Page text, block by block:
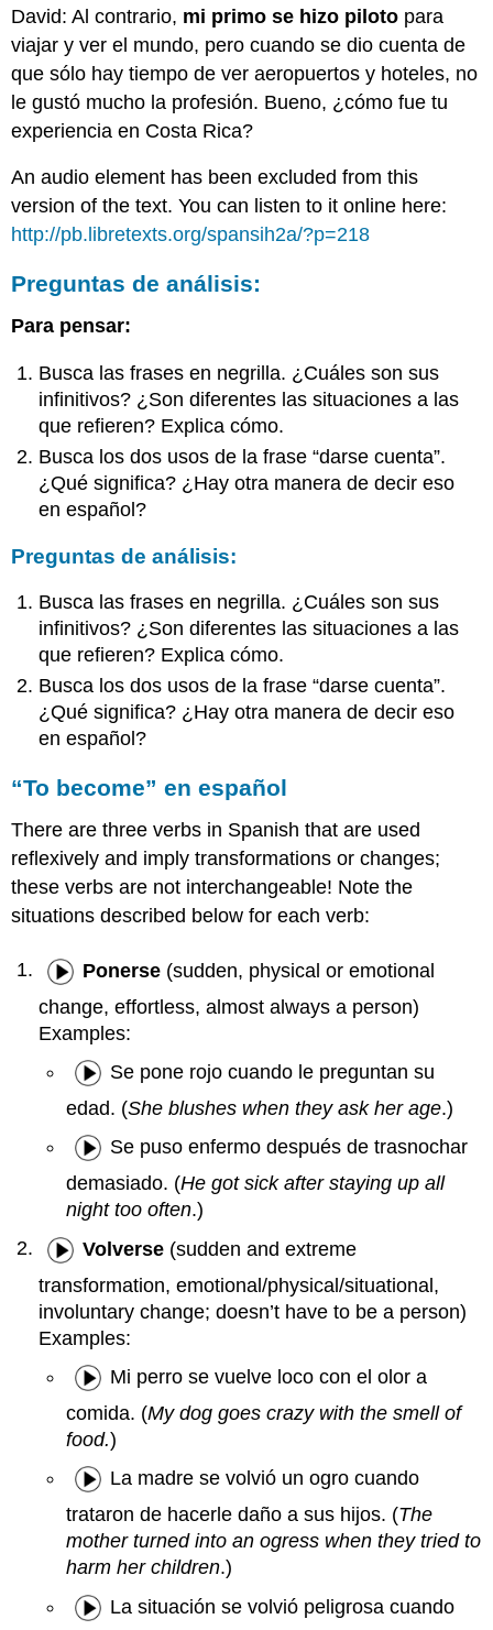
David:Al contrario, mi primo se hizo piloto para
viajar y ver el mundo, pero cuando se dio cuenta de
que sólo hay tiempo de ver aeropuertos y hoteles, no
le gustó mucho la profesión. Bueno, ¿cómo fue tu
experiencia en Costa Rica?
An audio element has been excluded from this
version of the text. You can listen to it online here:
http://pb.libretexts.org/spansih2a/?p=218
Preguntas de análisis:
Para pensar:
Busca las frases en negrilla. ¿Cuáles son sus
infinitivos? ¿Son diferentes las situaciones a las
que refieren? Explica cómo.
Busca los dos usos de la frase “darse cuenta”.
¿Qué significa? ¿Hay otra manera de decir eso
en español?
Preguntas de análisis:
Busca las frases en negrilla. ¿Cuáles son sus
infinitivos? ¿Son diferentes las situaciones a las
que refieren? Explica cómo.
Busca los dos usos de la frase “darse cuenta”.
¿Qué significa? ¿Hay otra manera de decir eso
en español?
“To become” en español
There are three verbs in Spanish that are used
reflexively and imply transformations or changes;
these verbs are not interchangeable! Note the
situations described below for each verb:
Ponerse (sudden, physical or emotional
change, effortless, almost always a person)
Examples:
Se pone rojo cuando le preguntan su
edad. (She blushes when they ask her age.)
Se puso enfermo después de trasnochar
demasiado. (He got sick after staying up all
night too often.)
Volverse (sudden and extreme
transformation, emotional/physical/situational,
involuntary change; doesn’t have to be a person)
Examples:
Mi perro se vuelve loco con el olor a
comida. (My dog goes crazy with the smell of
food.)
La madre se volvió un ogro cuando
trataron de hacerle daño a sus hijos. (The
mother turned into an ogress when they tried to
harm her children.)
La situación se volvió peligrosa cuando